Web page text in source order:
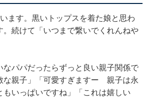
ます。黒いトップスを着た娘と思わ
続けて「いつまで繋いでくれんねや
パパだったらずっと良い親子関係で
な親子」「可愛すぎますー 親子は永
いっぱいですね」「これは嬉しい